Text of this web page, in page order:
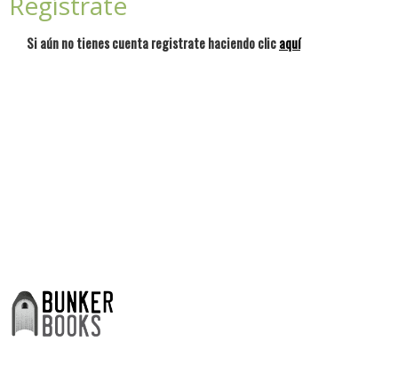
Si aún no tienes cuenta registrate haciendo clicaquí